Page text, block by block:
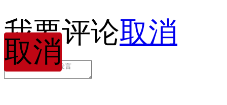
取消
我要评论取消